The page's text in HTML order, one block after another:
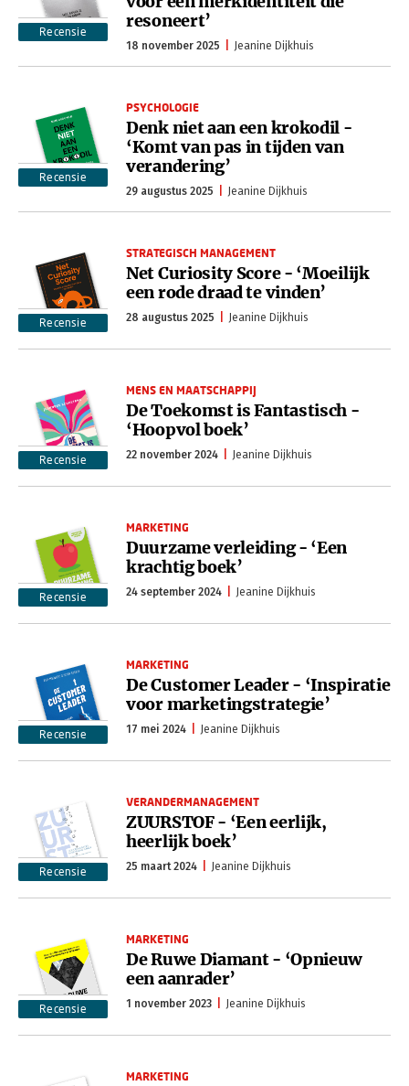
Recensie
resoneert’
18 november 2025 Jeanine Dijkhuis
Recensie
PSYCHOLOGIE
Denk niet aan een krokodil -
‘Komt van pas in tijden van
verandering’
29 augustus 2025 Jeanine Dijkhuis
Recensie
STRATEGISCH MANAGEMENT
Net Curiosity Score - ‘Moeilijk
een rode draad te vinden’
28 augustus 2025 Jeanine Dijkhuis
Recensie
MENS EN MAATSCHAPPIJ
De Toekomst is Fantastisch -
‘Hoopvol boek’
22 november 2024 Jeanine Dijkhuis
Recensie
MARKETING
Duurzame verleiding - ‘Een
krachtig boek’
24 september 2024 Jeanine Dijkhuis
Recensie
MARKETING
De Customer Leader - ‘Inspiratie
voor marketingstrategie’
17 mei 2024 Jeanine Dijkhuis
Recensie
VERANDERMANAGEMENT
ZUURSTOF - ‘Een eerlijk,
heerlijk boek’
25 maart 2024 Jeanine Dijkhuis
Recensie
MARKETING
De Ruwe Diamant - ‘Opnieuw
een aanrader’
1 november 2023 Jeanine Dijkhuis
MARKETING